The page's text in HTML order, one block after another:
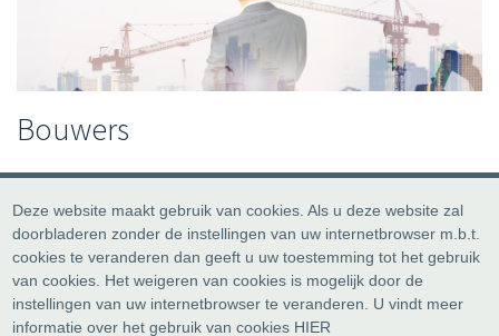
Bouwers
Deze website maakt gebruik van cookies. Als u deze website zal
doorbladeren zonder de instellingen van uw internetbrowser m.b.t.
cookies te veranderen dan geeft u uw toestemming tot het gebruik
van cookies. Het weigeren van cookies is mogelijk door de
instellingen van uw internetbrowser te veranderen. U vindt meer
informatie over het gebruik van cookies HIER